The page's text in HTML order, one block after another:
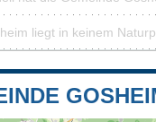
liegt in keinem